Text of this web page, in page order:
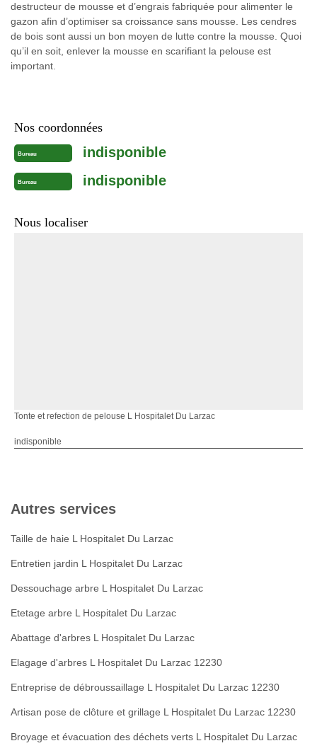
destructeur de mousse et d’engrais fabriquée pour alimenter le
gazon afin d’optimiser sa croissance sans mousse. Les cendres
de bois sont aussi un bon moyen de lutte contre la mousse. Quoi
qu’il en soit, enlever la mousse en scarifiant la pelouse est
important.
Nos coordonnées
Bureau indisponible
Bureau indisponible
Nous localiser
Tonte et refection de pelouse L Hospitalet Du Larzac
indisponible
Autres services
Taille de haie L Hospitalet Du Larzac
Entretien jardin L Hospitalet Du Larzac
Dessouchage arbre L Hospitalet Du Larzac
Etetage arbre L Hospitalet Du Larzac
Abattage d'arbres L Hospitalet Du Larzac
Elagage d'arbres L Hospitalet Du Larzac 12230
Entreprise de débroussaillage L Hospitalet Du Larzac 12230
Artisan pose de clôture et grillage L Hospitalet Du Larzac 12230
Broyage et évacuation des déchets verts L Hospitalet Du Larzac